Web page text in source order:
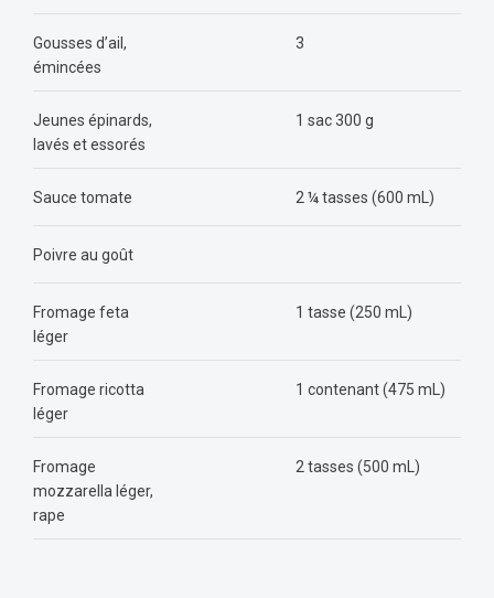
Gousses d’ail,
émincées
3
Jeunes épinards,
lavés et essorés
1 sac 300 g
Sauce tomate 2 ¼ tasses (600 mL)
Poivre au goût
Fromage feta
léger
1 tasse (250 mL)
Fromage ricotta
léger
1 contenant (475 mL)
Fromage
mozzarella léger,
rape
2 tasses (500 mL)